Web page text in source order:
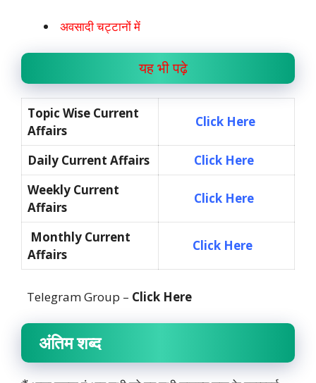
अवसादी चट्टानों में
यह भी पढ़े
Topic Wise Current
Affairs
Click Here
Daily Current Affairs
Click Here
Weekly Current
Affairs
Click Here
Monthly Current
Affairs
Click Here
Telegram Group – Click Here
अंतिम शब्द